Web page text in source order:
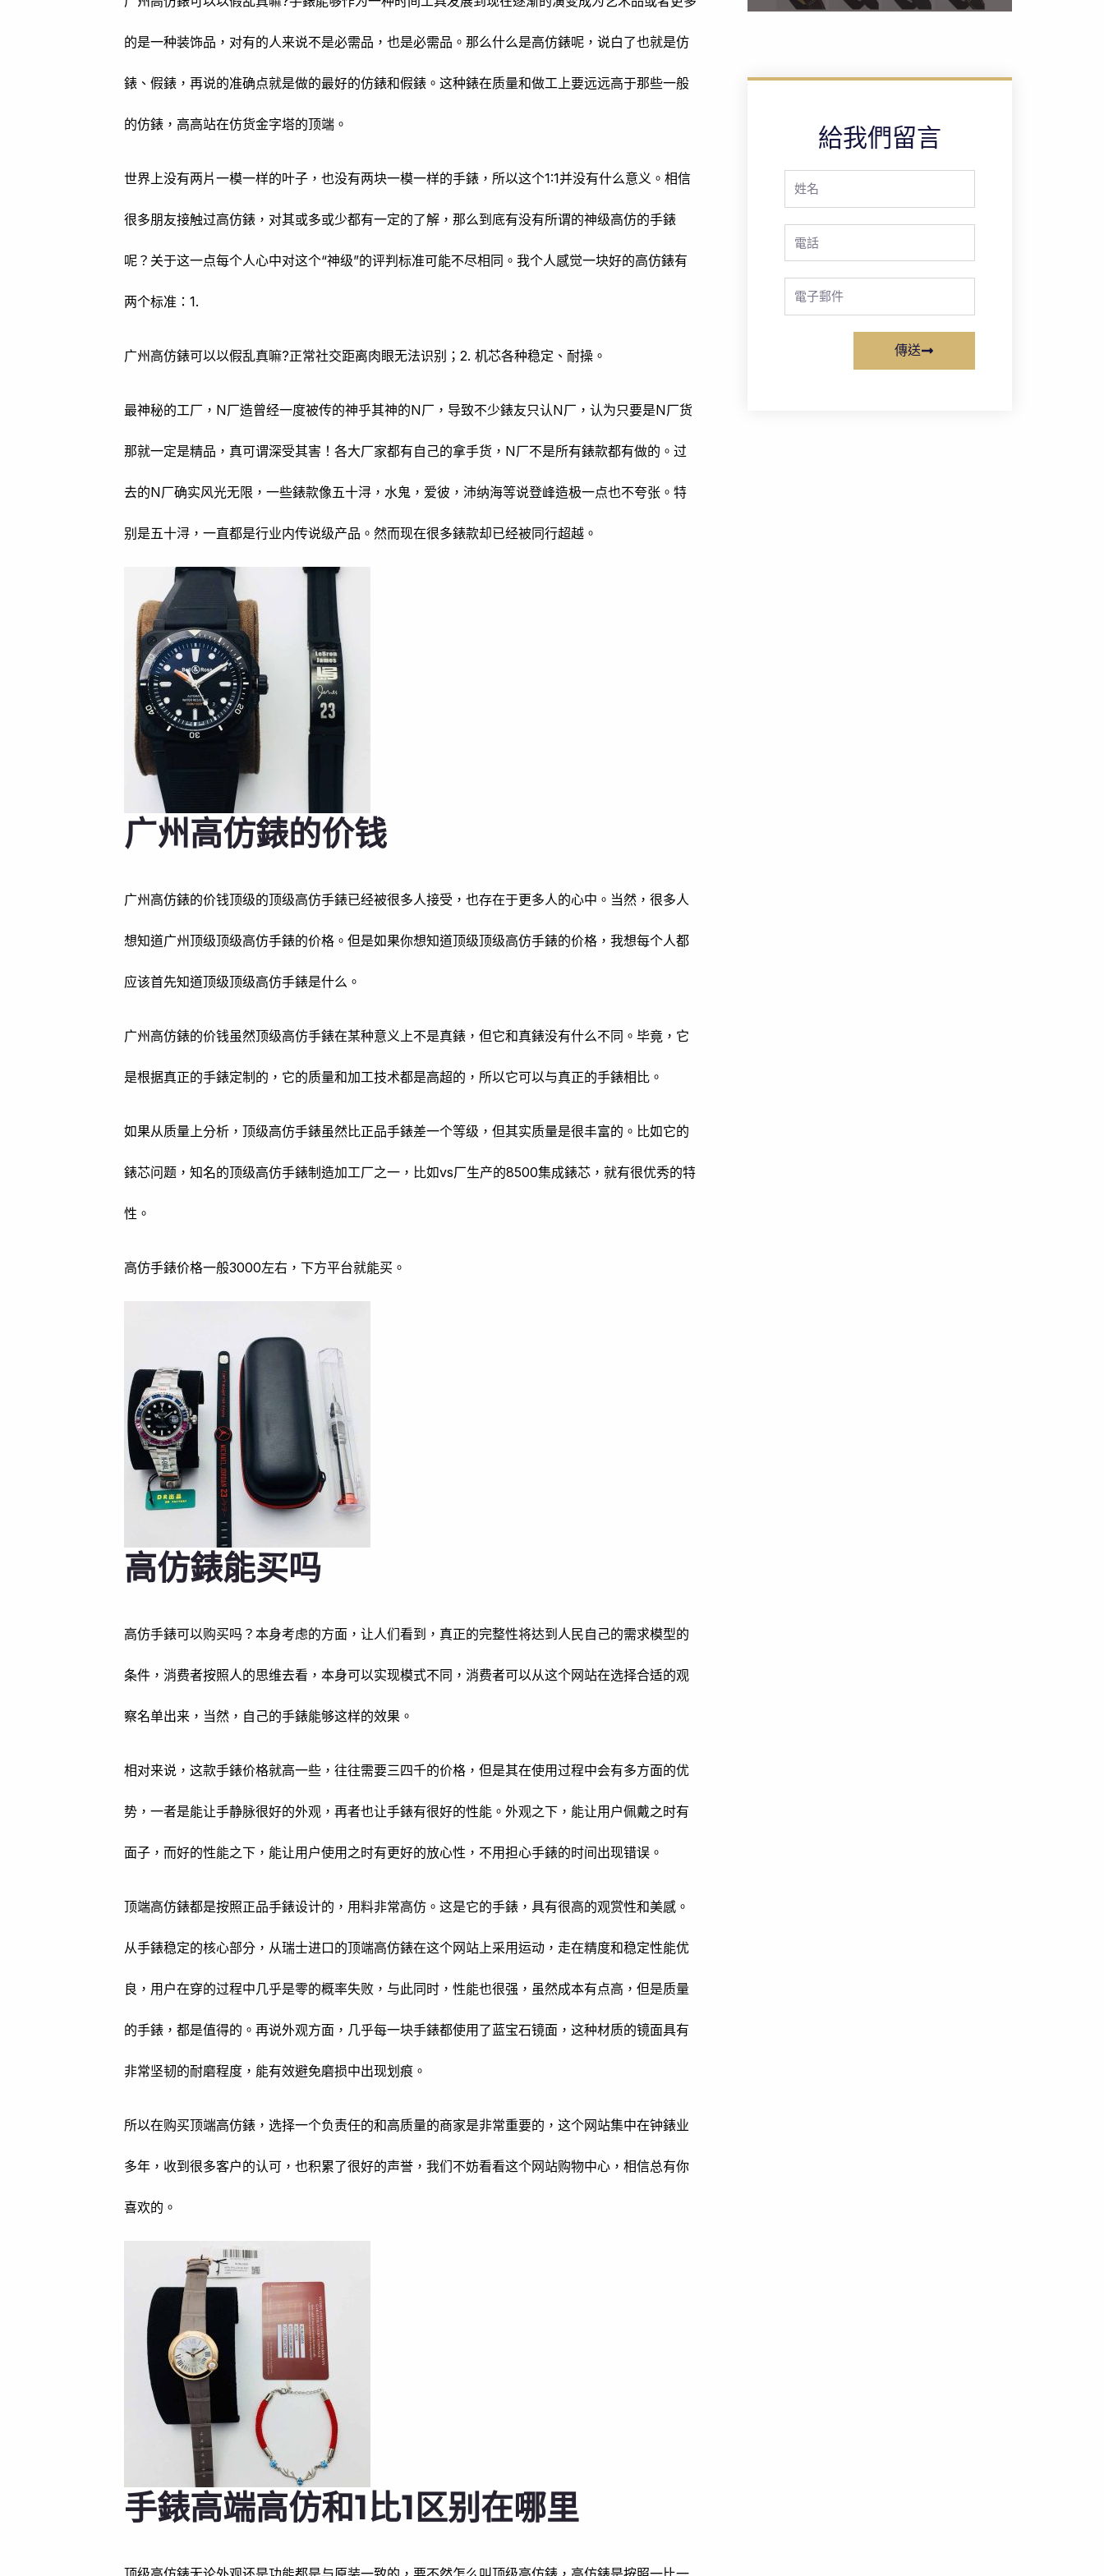
的是一种装饰品，对有的人来说不是必需品，也是必需品。那么什么是高仿錶呢，说白了也就是仿
錶、假錶，再说的准确点就是做的最好的仿錶和假錶。这种錶在质量和做工上要远远高于那些一般
的仿錶，高高站在仿货金字塔的顶端。
世界上没有两片一模一样的叶子，也没有两块一模一样的手錶，所以这个1:1并没有什么意义。相信
很多朋友接触过高仿錶，对其或多或少都有一定的了解，那么到底有没有所谓的神级高仿的手錶
呢？关于这一点每个人心中对这个“神级”的评判标准可能不尽相同。我个人感觉一块好的高仿錶有
两个标准：1.
广州高仿錶可以以假乱真嘛?正常社交距离肉眼无法识别；2. 机芯各种稳定、耐操。
最神秘的工厂，N厂造曾经一度被传的神乎其神的N厂，导致不少錶友只认N厂，认为只要是N厂货
那就一定是精品，真可谓深受其害！各大厂家都有自己的拿手货，N厂不是所有錶款都有做的。过
去的N厂确实风光无限，一些錶款像五十浔，水鬼，爱彼，沛纳海等说登峰造极一点也不夸张。特
别是五十浔，一直都是行业内传说级产品。然而现在很多錶款却已经被同行超越。
广州高仿錶的价钱
广州高仿錶的价钱顶级的顶级高仿手錶已经被很多人接受，也存在于更多人的心中。当然，很多人
想知道广州顶级顶级高仿手錶的价格。但是如果你想知道顶级顶级高仿手錶的价格，我想每个人都
应该首先知道顶级顶级高仿手錶是什么。
广州高仿錶的价钱虽然顶级高仿手錶在某种意义上不是真錶，但它和真錶没有什么不同。毕竟，它
是根据真正的手錶定制的，它的质量和加工技术都是高超的，所以它可以与真正的手錶相比。
如果从质量上分析，顶级高仿手錶虽然比正品手錶差一个等级，但其实质量是很丰富的。比如它的
錶芯问题，知名的顶级高仿手錶制造加工厂之一，比如vs厂生产的8500集成錶芯，就有很优秀的特
性。
高仿手錶价格一般3000左右，下方平台就能买。
高仿錶能买吗
高仿手錶可以购买吗？本身考虑的方面，让人们看到，真正的完整性将达到人民自己的需求模型的
条件，消费者按照人的思维去看，本身可以实现模式不同，消费者可以从这个网站在选择合适的观
察名单出来，当然，自己的手錶能够这样的效果。
相对来说，这款手錶价格就高一些，往往需要三四千的价格，但是其在使用过程中会有多方面的优
势，一者是能让手静脉很好的外观，再者也让手錶有很好的性能。外观之下，能让用户佩戴之时有
面子，而好的性能之下，能让用户使用之时有更好的放心性，不用担心手錶的时间出现错误。
顶端高仿錶都是按照正品手錶设计的，用料非常高仿。这是它的手錶，具有很高的观赏性和美感。
从手錶稳定的核心部分，从瑞士进口的顶端高仿錶在这个网站上采用运动，走在精度和稳定性能优
良，用户在穿的过程中几乎是零的概率失败，与此同时，性能也很强，虽然成本有点高，但是质量
的手錶，都是值得的。再说外观方面，几乎每一块手錶都使用了蓝宝石镜面，这种材质的镜面具有
非常坚韧的耐磨程度，能有效避免磨损中出现划痕。
所以在购买顶端高仿錶，选择一个负责任的和高质量的商家是非常重要的，这个网站集中在钟錶业
多年，收到很多客户的认可，也积累了很好的声誉，我们不妨看看这个网站购物中心，相信总有你
喜欢的。
手錶高端高仿和1比1区别在哪里
給我們留言
Full
Phone
Email
傳送